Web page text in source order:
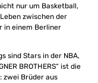
nur um Basketball,
zwischen der
in einem Berliner
sind Stars in der NBA,
BROTHERS“ ist die
zwei Brüder aus